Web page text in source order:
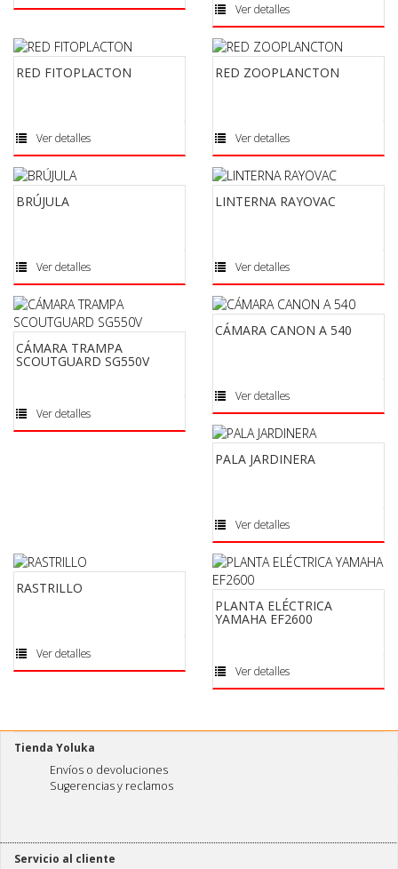
Ver detalles
RED FITOPLACTON
Ver detalles
RED ZOOPLANCTON
Ver detalles
BRÚJULA
Ver detalles
LINTERNA RAYOVAC
Ver detalles
CÁMARA TRAMPA
SCOUTGUARD SG550V
Ver detalles
CÁMARA CANON A 540
Ver detalles
PALA JARDINERA
Ver detalles
RASTRILLO
Ver detalles
PLANTA ELÉCTRICA
YAMAHA EF2600
Ver detalles
Tienda Yoluka
Envíos o devoluciones
Sugerencias y reclamos
Servicio al cliente